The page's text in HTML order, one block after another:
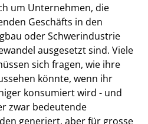
um Unternehmen, die
Geschäfts in den
oder Schwerindustrie
ausgesetzt sind. Viele
sich fragen, wie ihre
könnte, wenn ihr
konsumiert wird - und
zwar bedeutende
generiert, aber für grosse